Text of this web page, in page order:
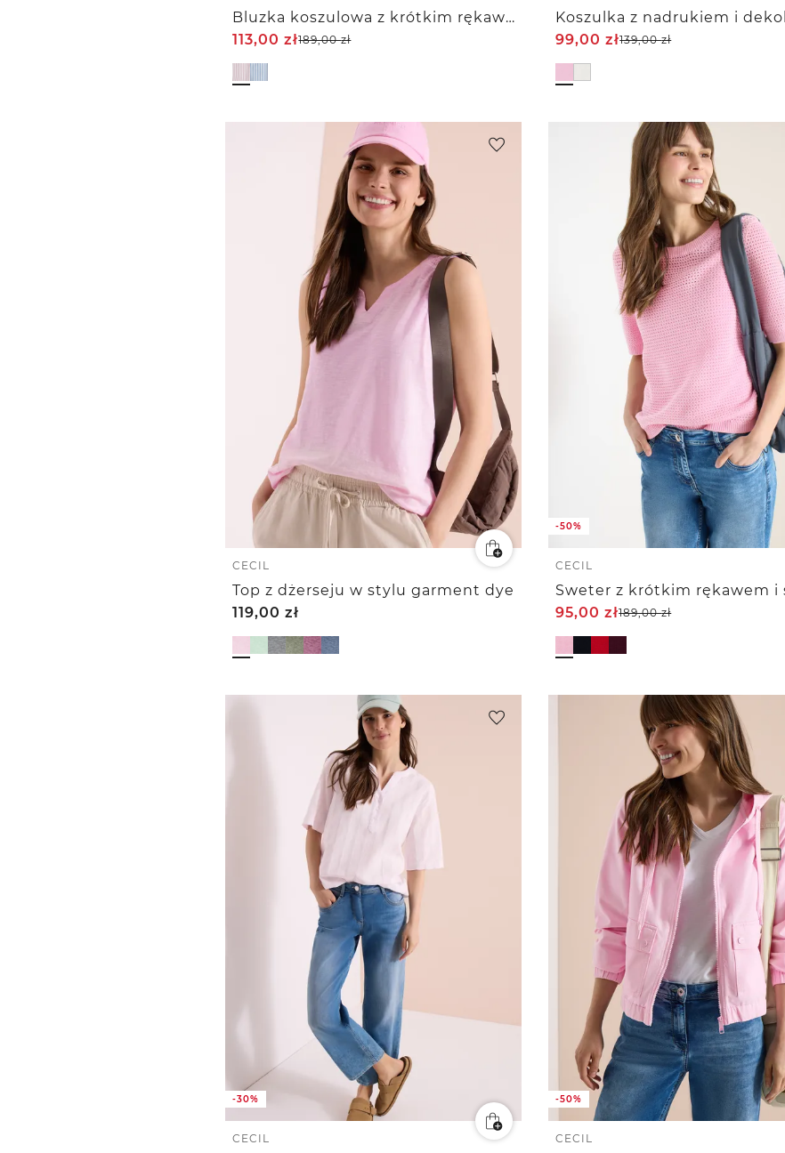
Bluzka koszulowa z krótkim rękawem w paski
113,00zł189,00zł
99,00zł139,00zł
CECIL
Top z dżerseju w stylu garment dye
119,00zł
-50%
CECIL
95,00zł189,00zł
-30%
CECIL
-50%
CECIL